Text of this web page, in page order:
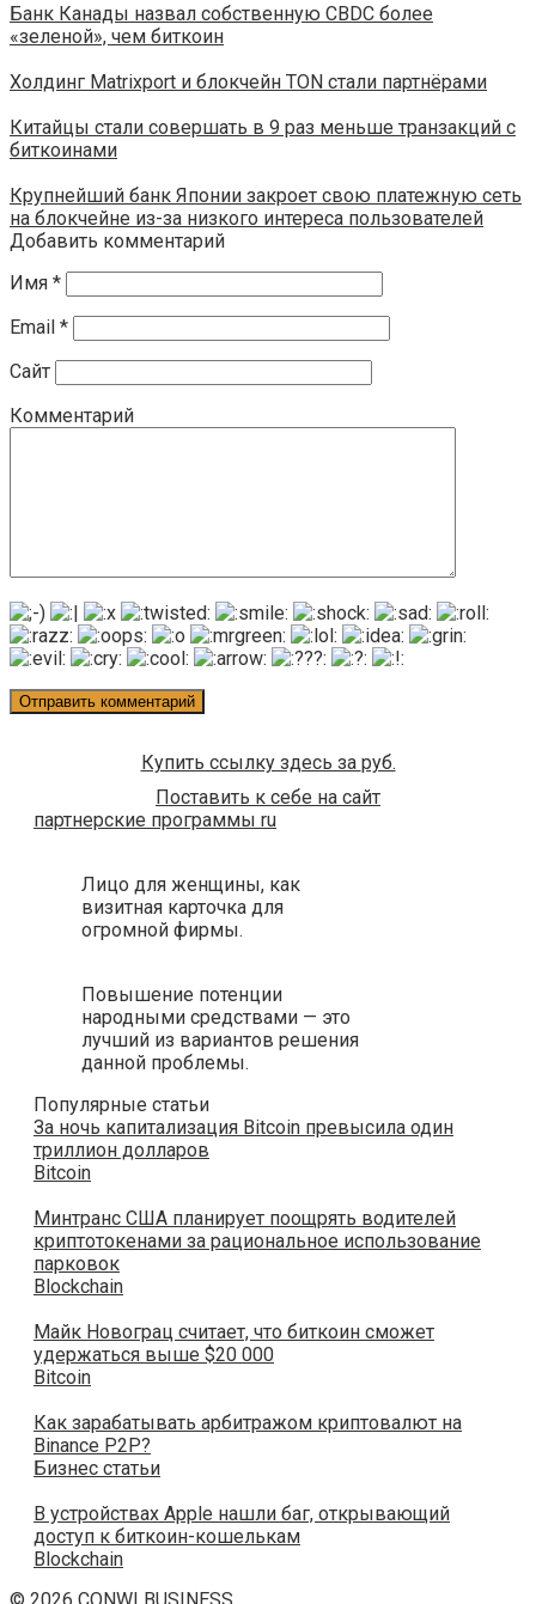
Банк Канады назвал собственную CBDC более
«зеленой», чем биткоин
​​Холдинг Matrixport и блокчейн TON стали партнёрами
Китайцы стали совершать в 9 раз меньше транзакций с
биткоинами
Крупнейший банк Японии закроет свою платежную сеть
на блокчейне из-за низкого интереса пользователей
Добавить комментарий
Имя *
Email *
Сайт
Комментарий
Купить ссылку здесь за руб.
Поставить к себе на сайт
партнерские программы ru
Лицо для женщины, как
визитная карточка для
огромной фирмы.
Повышение потенции
народными средствами — это
лучший из вариантов решения
данной проблемы.
Популярные статьи
За ночь капитализация Bitcoin превысила один
триллион долларов
Bitcoin
Минтранс США планирует поощрять водителей
криптотокенами за рациональное использование
парковок
Blockchain
Майк Новограц считает, что биткоин сможет
удержаться выше $20 000
Bitcoin
Как зарабатывать арбитражом криптовалют на
Binance P2P?
Бизнес статьи
В устройствах Apple нашли баг, открывающий
доступ к биткоин-кошелькам
Blockchain